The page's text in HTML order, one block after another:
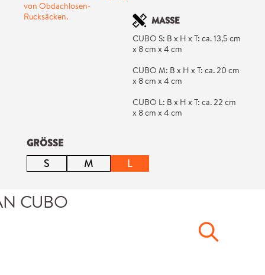
von Obdachlosen-
Rucksäcken.
MASSE
CUBO S: B x H x T: ca. 13,5 cm
x 8 cm x 4 cm
CUBO M: B x H x T: ca. 20 cm
x 8 cm x 4 cm
CUBO L: B x H x T: ca. 22 cm
x 8 cm x 4 cm
GRÖSSEauswählen
S(Diese Option ist zurzeit nicht verfügbar.)
M(Diese Option ist zurzeit nicht verfügbar.)
L